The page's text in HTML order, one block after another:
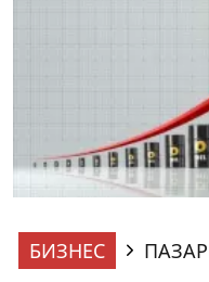
БИЗНЕС